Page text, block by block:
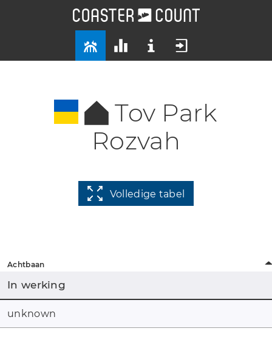
Tov Park
Rozvah
Volledige tabel
Achtbaan
In werking
unknown